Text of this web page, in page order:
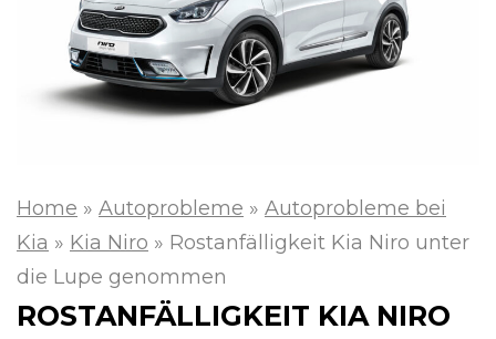
Home » Autoprobleme » Autoprobleme bei
Kia » Kia Niro » Rostanfälligkeit Kia Niro unter
die Lupe genommen
ROSTANFÄLLIGKEIT KIA NIRO